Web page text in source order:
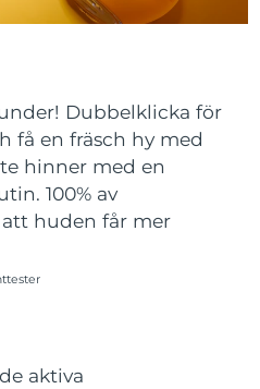
Dubbelklicka för
få en fräsch hy med
hinner med en
100% av
huden får mer
aktiva
Förväntad leverans8/15/26
Förväntad leverans